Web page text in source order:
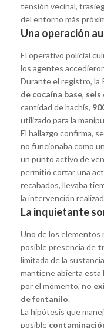
tensión vecinal,
del entorno más
Una operación
El operativo policial
los agentes
Durante el registro, la
de cocaína base, seis
cantidad de hachís,
utilizado para la
El hallazgo confirma,
no funcionaba como
un punto activo de
permitió cortar una
recabados, llevaba
la intervención
La inquietante
Uno de los elementos
posible presencia de
limitada de la
mantiene abierta esta
por el momento, no
de fentanilo.
La hipótesis que
posible